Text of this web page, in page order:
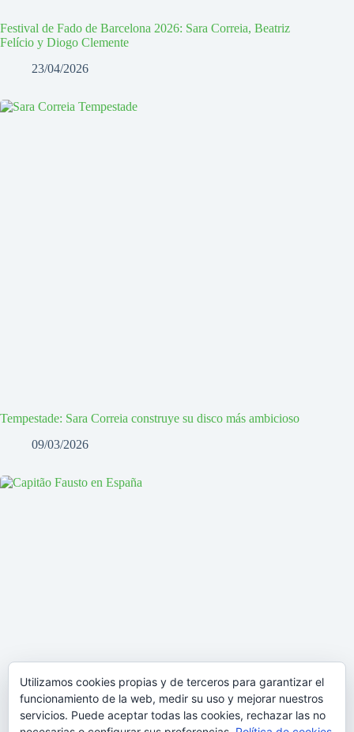
Festival de Fado de Barcelona 2026: Sara Correia, Beatriz
Felício y Diogo Clemente
23/04/2026
Tempestade: Sara Correia construye su disco más ambicioso
09/03/2026
Utilizamos cookies propias y de terceros para garantizar el
funcionamiento de la web, medir su uso y mejorar nuestros
servicios. Puede aceptar todas las cookies, rechazar las no